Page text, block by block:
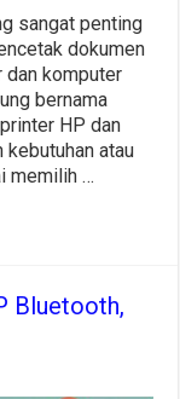
sangat penting
dokumen
dan komputer
bernama
HP dan
atau
memilih …
Bluetooth,